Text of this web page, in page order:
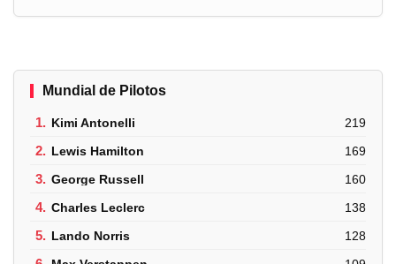
Mundial de Pilotos
1. Kimi Antonelli 219
2. Lewis Hamilton 169
3. George Russell 160
4. Charles Leclerc 138
5. Lando Norris 128